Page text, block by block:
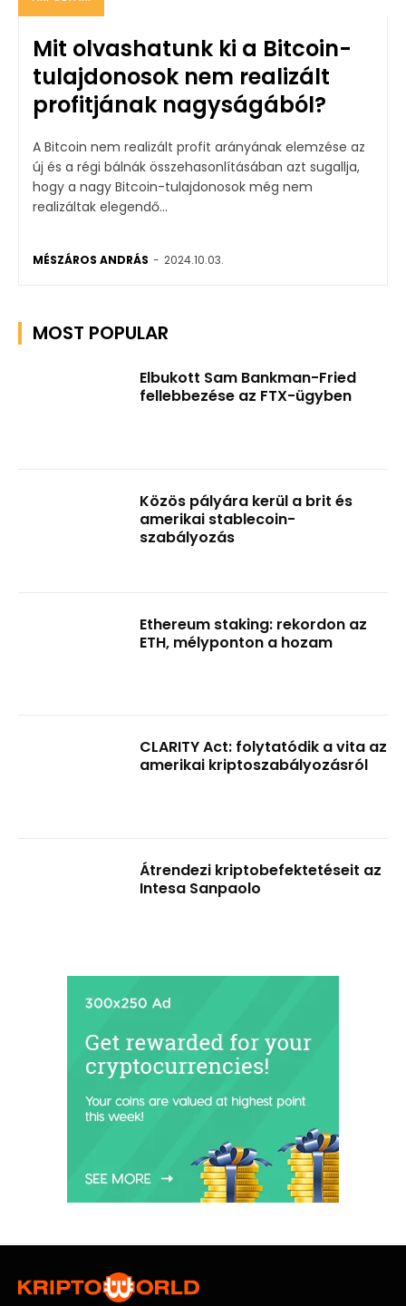
Mit olvashatunk ki a Bitcoin-
tulajdonosok nem realizált
profitjának nagyságából?
A Bitcoin nem realizált profit arányának elemzése az
új és a régi bálnák összehasonlításában azt sugallja,
hogy a nagy Bitcoin-tulajdonosok még nem
realizáltak elegendő...
MÉSZÁROS ANDRÁS - 2024.10.03.
MOST POPULAR
Elbukott Sam Bankman-Fried
fellebbezése az FTX-ügyben
Közös pályára kerül a brit és
amerikai stablecoin-
szabályozás
Ethereum staking: rekordon az
ETH, mélyponton a hozam
CLARITY Act: folytatódik a vita az
amerikai kriptoszabályozásról
Átrendezi kriptobefektetéseit az
Intesa Sanpaolo